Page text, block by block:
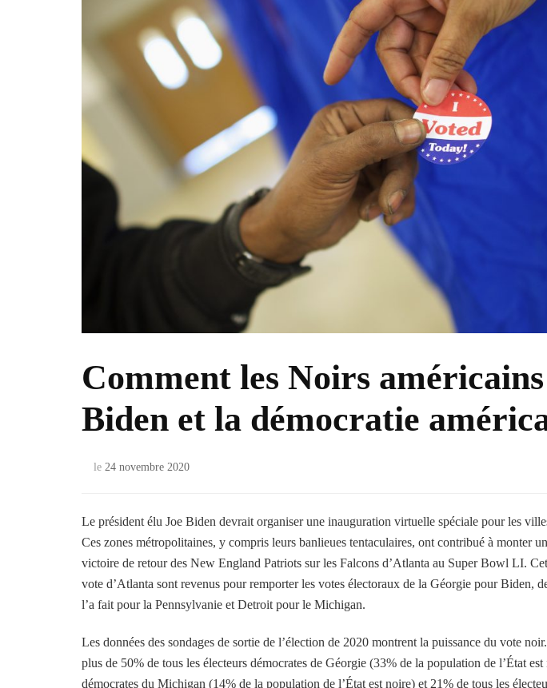
Comment les Noirs
Biden et la démocratie
le 24 novembre 2020
Le président élu Joe Biden devrait organiser une inauguration virtuelle spéciale pour les
Ces zones métropolitaines, y compris leurs banlieues tentaculaires, ont contribué à monter
victoire de retour des New England Patriots sur les Falcons d’Atlanta au Super Bowl LI.
vote d’Atlanta sont revenus pour remporter les votes électoraux de la Géorgie pour Biden,
l’a fait pour la Pennsylvanie et Detroit pour le Michigan.
Les données des sondages de sortie de l’élection de 2020 montrent la puissance du vote
plus de 50% de tous les électeurs démocrates de Géorgie (33% de la population de l’État
démocrates du Michigan (14% de la population de l’État est noire) et 21% de tous les